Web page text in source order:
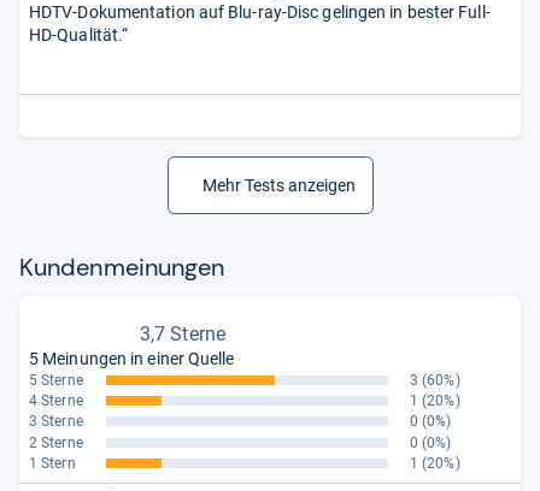
HDTV-Dokumentation auf Blu-ray-Disc gelingen in bester Full-
HD-Qualität.“
Mehr Tests anzeigen
Kun­den­mei­nun­gen
3,7 Sterne
5 Meinungen in einer Quelle
5 Sterne 3 (60%)
4 Sterne
1 (20%)
3 Sterne
0 (0%)
2 Sterne
0 (0%)
1 Stern
1 (20%)